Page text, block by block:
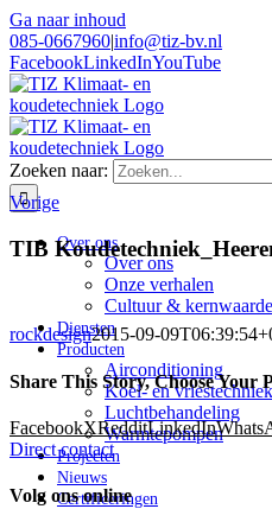
Ga naar inhoud
085-0667960|info@tiz-bv.nl
FacebookLinkedInYouTube
Zoeken naar:
Over ons
Over ons
Onze verhalen
Cultuur &
Diensten
Producten
Airconditioning
Koel- en vriestechniek
Luchtbehandeling
Warmtepompen
Projecten
Nieuws
Certificeringen
Vorige
TIB
rockdesign2015-09-
Share This Story, Choose Your
FacebookXRedditLinkedIn
Direct contact
Volg ons online